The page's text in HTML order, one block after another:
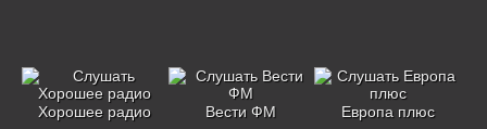
Хорошее радио Вести ФМ Европа плюс